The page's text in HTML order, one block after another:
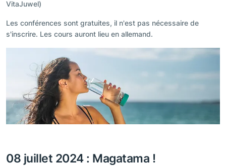
VitaJuwel)
Les conférences sont gratuites, il n'est pas nécessaire de
s'inscrire. Les cours auront lieu en allemand.
08 juillet 2024 : Magatama !